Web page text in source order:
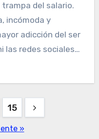
del salario.
incómoda y
adicción del ser
las redes sociales…
15
»